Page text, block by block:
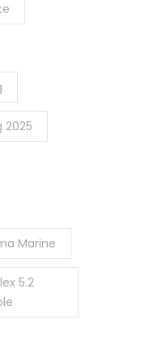
2025
Marine
5.2